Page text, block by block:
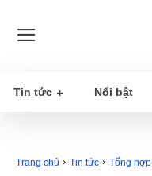
Tin tức Nổi bật
Trang chủ Tin tức Tổng hợp